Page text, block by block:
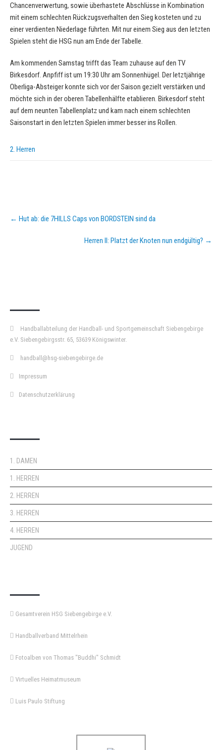
Chancenverwertung, sowie überhastete Abschlüsse in Kombination
mit einem schlechten Rückzugsverhalten den Sieg kosteten und zu
einer verdienten Niederlage führten. Mit nur einem Sieg aus den letzten
Spielen steht die HSG nun am Ende der Tabelle.
Am kommenden Samstag trifft das Team zuhause auf den TV
Birkesdorf. Anpfiff ist um 19:30 Uhr am Sonnenhügel. Der letztjährige
Oberliga-Absteiger konnte sich vor der Saison gezielt verstärken und
möchte sich in der oberen Tabellenhälfte etablieren. Birkesdorf steht
auf dem neunten Tabellenplatz und kam nach einem schlechten
Saisonstart in den letzten Spielen immer besser ins Rollen.
2. Herren
Post
navigation
← Hut ab: die 7HILLS Caps von BORDSTEIN sind da
Herren II: Platzt der Knoten nun endgültig? →
Handballabteilung der Handball- und Sportgemeinschaft Siebengebirge
e.V. Siebengebirgsstr. 65, 53639 Königswinter.
handball@hsg-siebengebirge.de
Impressum
Datenschutzerklärung
1. DAMEN
1. HERREN
2. HERREN
3. HERREN
4. HERREN
JUGEND
Gesamtverein HSG Siebengebirge e.V.
Handballverband Mittelrhein
Fotoalben von Thomas "Buddhi" Schmidt
Virtuelles Heimatmuseum
Luis Paulo Stiftung